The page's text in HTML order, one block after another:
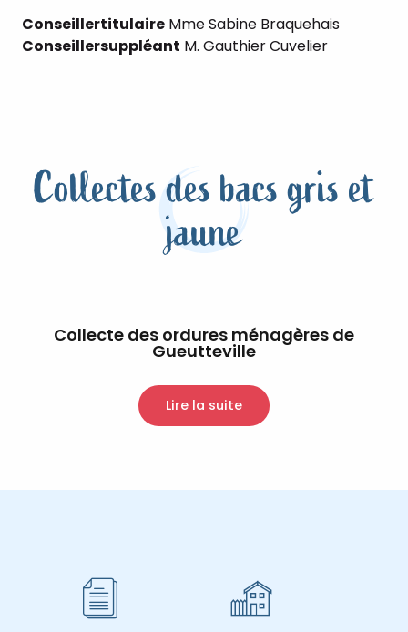
Conseillertitulaire Mme Sabine Braquehais
Conseillersuppléant M. Gauthier Cuvelier
Collectes des bacs gris et
jaune
Collecte des ordures ménagères de
Gueutteville
Lire la suite